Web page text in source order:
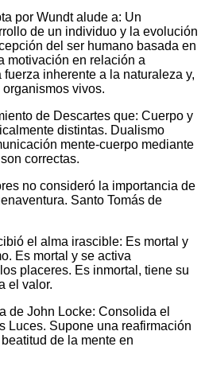
por Wundt alude a: Un
de un individuo y la evolución
del ser humano basada en
motivación en relación a
inherente a la naturaleza y,
vivos.
de Descartes que: Cuerpo y
distintas. Dualismo
mente-cuerpo mediante
correctas.
no consideró la importancia de
Santo Tomás de
el alma irascible: Es mortal y
Es mortal y se activa
placeres. Es inmortal, tiene su
el valor.
de John Locke: Consolida el
Luces. Supone una reafirmación
de la mente en